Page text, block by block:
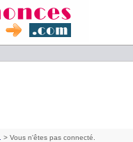
> Vous n'êtes pas connecté.